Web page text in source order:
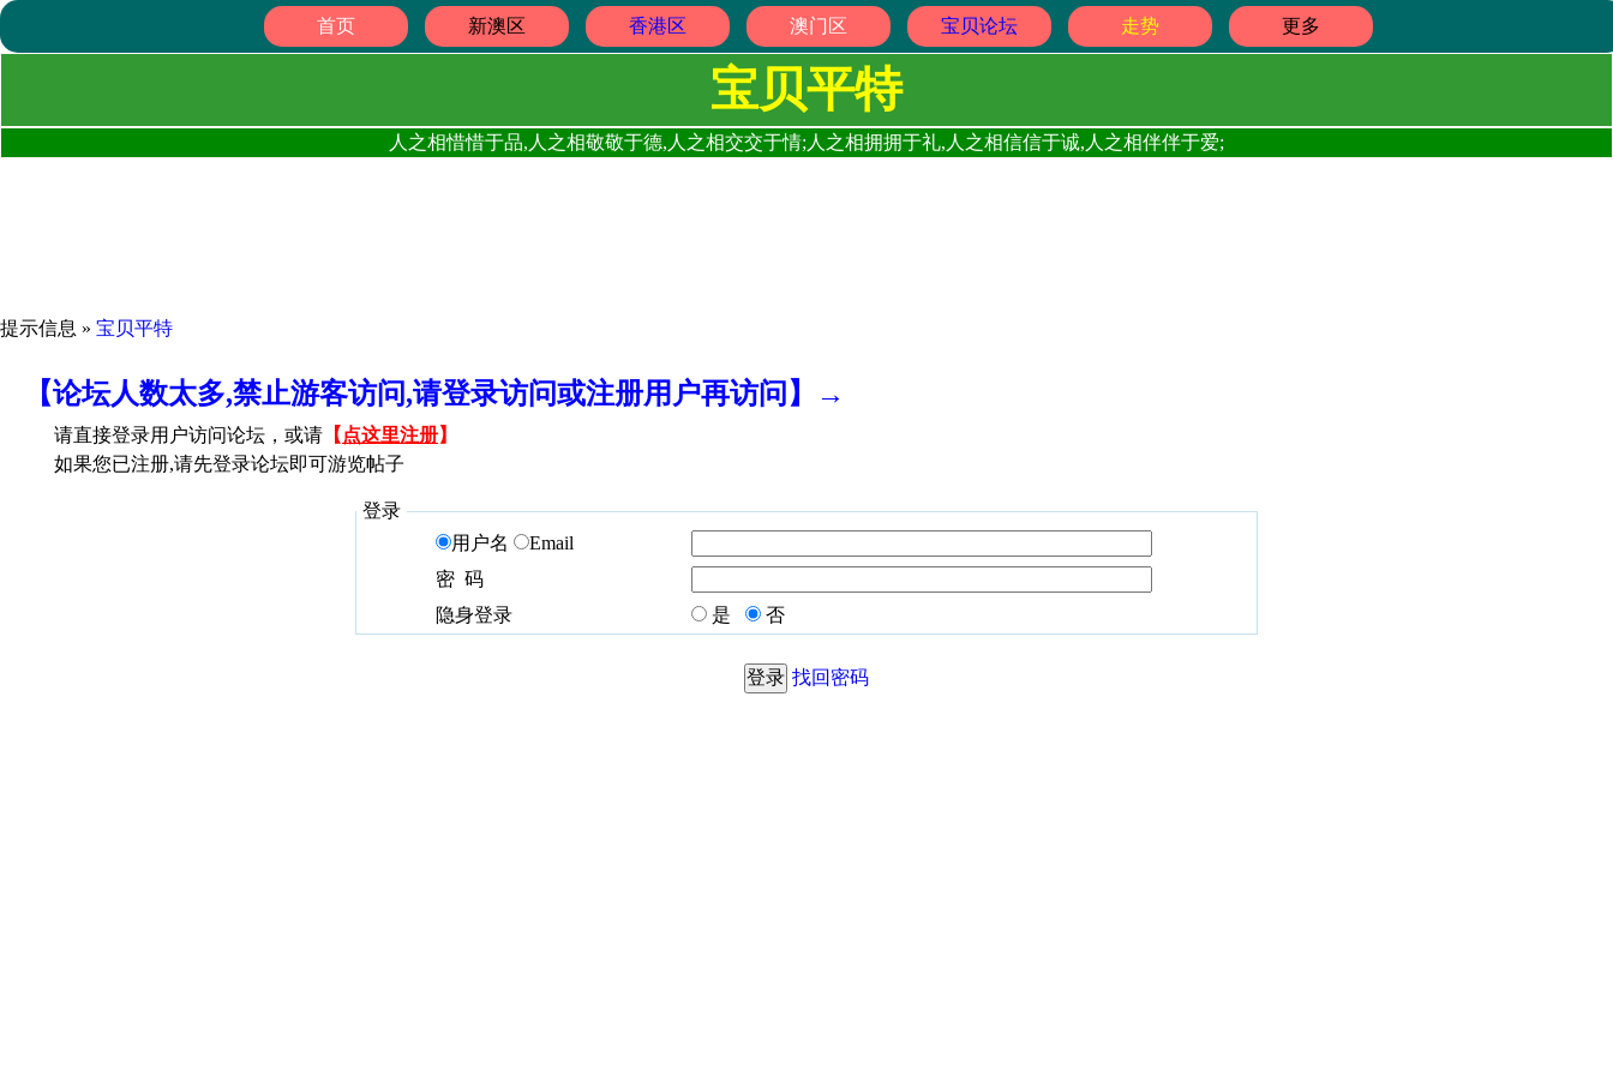
首页 新澳区 香港区 澳门区 宝贝论坛 走势 更多
宝贝平特
人之相惜惜于品,人之相敬敬于德,人之相交交于情;人之相拥拥于礼,人之相信信于诚,人之相伴伴于爱;
提示信息 » 宝贝平特
【论坛人数太多,禁止游客访问,请登录访问或注册用户再访问】→
请直接登录用户访问论坛，或请 【 点这里注册】
如果您已注册,请先登录论坛即可游览帖子
登录
用户名
Email
密 码
隐身登录
是 否
找回密码